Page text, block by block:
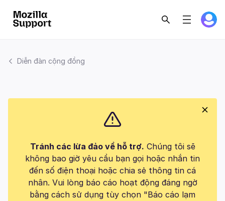
Diễn đàn cộng đồng
Tránh các lừa đảo về hỗ trợ. Chúng tôi sẽ
không bao giờ yêu cầu bạn gọi hoặc nhắn tin
đến số điện thoại hoặc chia sẻ thông tin cá
nhân. Vui lòng báo cáo hoạt động đáng ngờ
bằng cách sử dụng tùy chọn "Báo cáo lạm